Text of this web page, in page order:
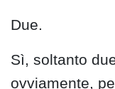
Due.
Sì, soltanto
ovviamente,